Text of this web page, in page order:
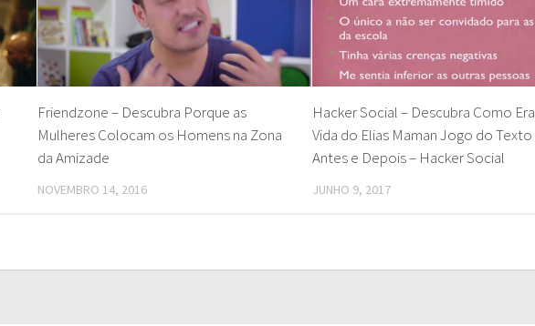
Friendzone – Descubra Porque as
Mulheres Colocam os Homens na Zona
da Amizade
NOVEMBRO 14, 2016
Hacker Social – Descubra Como
Vida do Elias Maman Jogo do Texto
Antes e Depois – Hacker Social
JUNHO 9, 2017